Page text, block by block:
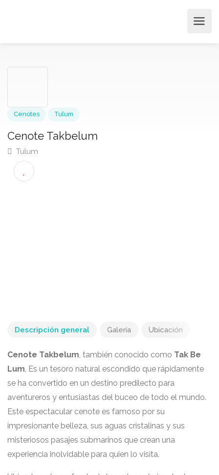
Cenote Takbelum
Tulum
Descripción general Galería Ubicación
Cenote Takbelum, también conocido como Tak Be
Lum, Es un tesoro natural escondido que rápidamente
se ha convertido en un destino predilecto para
aventureros y entusiastas del buceo de todo el mundo.
Este espectacular cenote es famoso por su
impresionante belleza, sus aguas cristalinas y sus
misteriosos pasajes submarinos que crean una
experiencia inolvidable para quien lo visita.